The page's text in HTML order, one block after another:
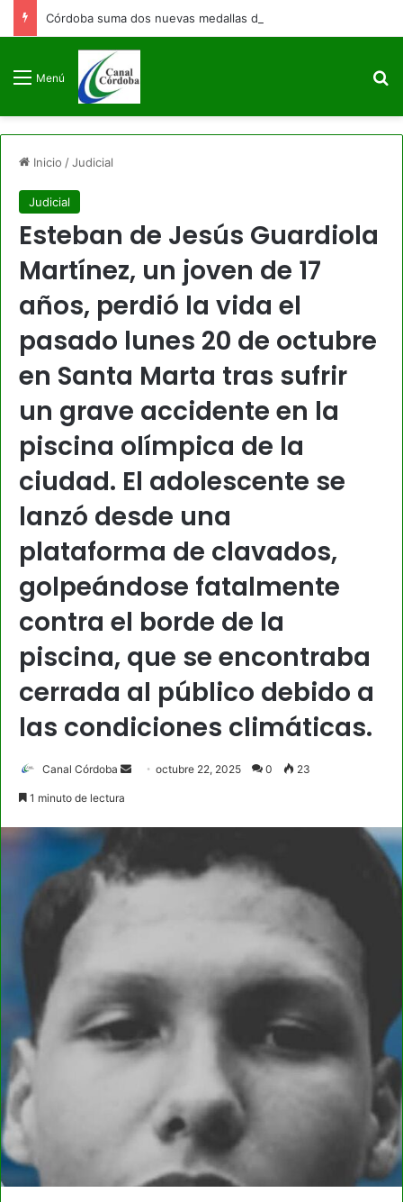
Menú
Inicio /Judicial
Judicial
Esteban de Jesús Guardiola
Martínez, un joven de 17
años, perdió la vida el
pasado lunes 20 de octubre
en Santa Marta tras sufrir
un grave accidente en la
piscina olímpica de la
ciudad. El adolescente se
lanzó desde una
plataforma de clavados,
golpeándose fatalmente
contra el borde de la
piscina, que se encontraba
cerrada al público debido a
las condiciones climáticas.
Canal Córdoba
Sendoctubre 22, 2025 0 23
1 minuto de lectura